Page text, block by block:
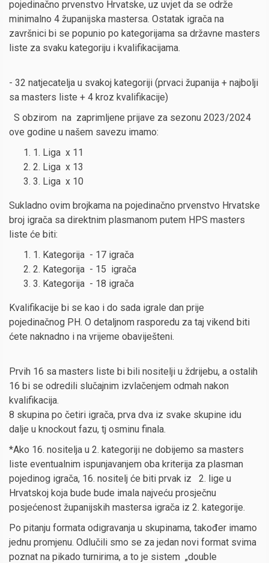
pojedinačno prvenstvo Hrvatske, uz uvjet da se održe
minimalno 4 županijska mastersa. Ostatak igrača na
završnici bi se popunio po kategorijama sa državne masters
liste za svaku kategoriju i kvalifikacijama.
- 32 natjecatelja u svakoj kategoriji (prvaci županija + najbolji
sa masters liste + 4 kroz kvalifikacije)
S obzirom na zaprimljene prijave za sezonu 2023/2024
ove godine u našem savezu imamo:
1. Liga x 11
2. Liga x 13
3. Liga x 10
Sukladno ovim brojkama na pojedinačno prvenstvo Hrvatske
broj igrača sa direktnim plasmanom putem HPS masters
liste će biti:
1. Kategorija - 17 igrača
2. Kategorija - 15 igrača
3. Kategorija - 18 igrača
Kvalifikacije bi se kao i do sada igrale dan prije
pojedinačnog PH. O detaljnom rasporedu za taj vikend biti
ćete naknadno i na vrijeme obaviješteni.
Prvih 16 sa masters liste bi bili nositelji u ždrijebu, a ostalih
16 bi se odredili slučajnim izvlačenjem odmah nakon
kvalifikacija.
8 skupina po četiri igrača, prva dva iz svake skupine idu
dalje u knockout fazu, tj osminu finala.
*Ako 16. nositelja u 2. kategoriji ne dobijemo sa masters
liste eventualnim ispunjavanjem oba kriterija za plasman
pojedinog igrača, 16. nositelj će biti prvak iz 2. lige u
Hrvatskoj koja bude bude imala najveću prosječnu
posjećenost županijskih mastersa igrača iz 2. kategorije.
Po pitanju formata odigravanja u skupinama, također imamo
jednu promjenu. Odlučili smo se za jedan novi format svima
poznat na pikado turnirima, a to je sistem „double